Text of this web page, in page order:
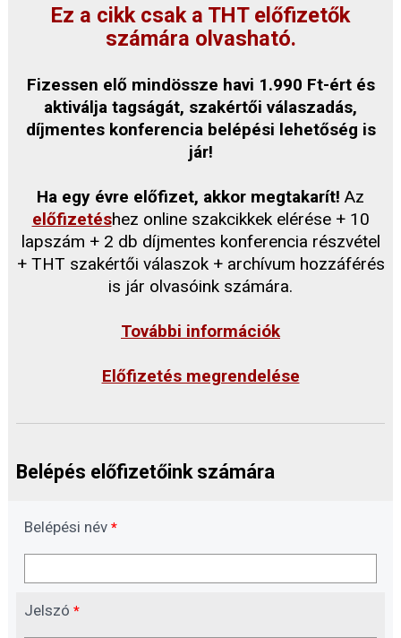
Ez a cikk csak a THT előfizetők
számára olvasható.
Fizessen elő mindössze havi 1.990 Ft-ért és
aktiválja tagságát, szakértői válaszadás,
díjmentes konferencia belépési lehetőség is
jár!
Ha egy évre előfizet, akkor megtakarít! Az
előfizetéshez online szakcikkek elérése + 10
lapszám + 2 db díjmentes konferencia részvétel
+ THT szakértői válaszok + archívum hozzáférés
is jár olvasóink számára.
További információk
Előfizetés megrendelése
Belépés előfizetőink számára
Belépési név *
Jelszó *